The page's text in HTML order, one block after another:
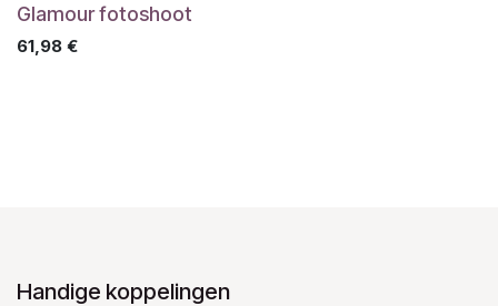
Glamour fotoshoot
61,98 €
Handige koppelingen